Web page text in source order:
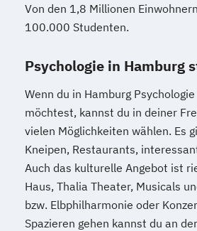
Von den 1,8 Millionen
100.000 Studenten.
Psychologie in Hamburg
Wenn du in Hamburg
möchtest, kannst du in deiner
vielen Möglichkeiten wählen. Es
Kneipen, Restaurants,
Auch das kulturelle Angebot ist
Haus, Thalia Theater, Musicals
bzw. Elbphilharmonie oder
Spazieren gehen kannst du an